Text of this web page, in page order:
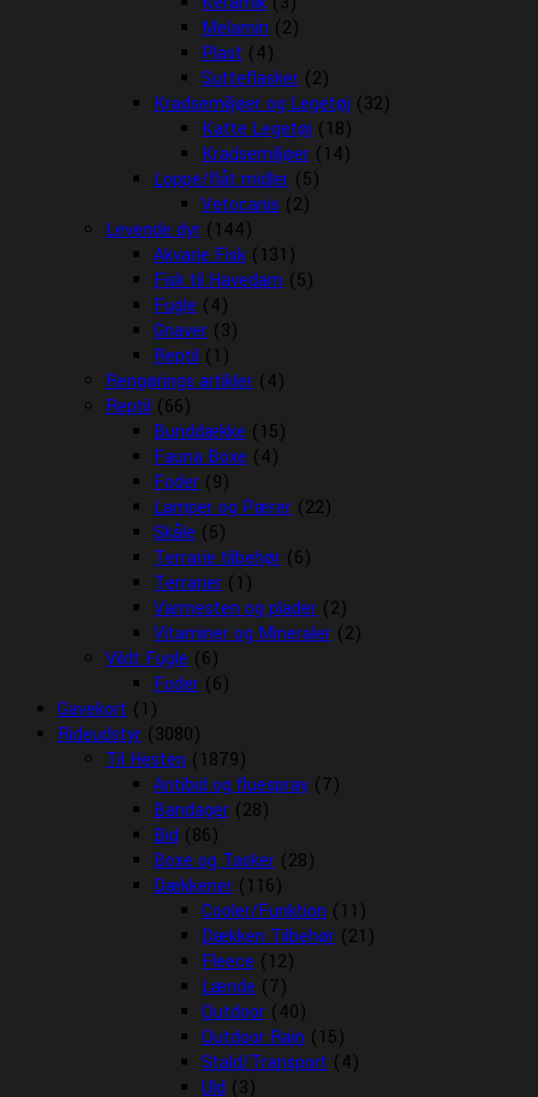
Melamin (2)
Plast (4)
Sutteflasker (2)
Kradsemiljøer og Legetøj (32)
Katte Legetøj (18)
Kradsemiljøer (14)
Loppe/flåt midler (5)
Vetocanis (2)
Levende dyr (144)
Akvarie Fisk (131)
Fisk til Havedam (5)
Fugle (4)
Gnaver (3)
Reptil (1)
Rengørings artikler (4)
Reptil (66)
Bunddække (15)
Fauna Boxe (4)
Foder (9)
Lamper og Pærer (22)
Skåle (5)
Terrarie tilbehør (6)
Terrarier (1)
Varmesten og plader (2)
Vitaminer og Mineraler (2)
Vildt Fugle (6)
Foder (6)
Gavekort (1)
Rideudstyr (3080)
Til Hesten (1879)
Antibid og fluespray (7)
Bandager (28)
Bid (86)
Boxe og Tasker (28)
Dækkener (116)
Cooler/Funktion (11)
Dækken Tilbehør (21)
Fleece (12)
Lænde (7)
Outdoor (40)
Outdoor Rain (15)
Stald/Transport (4)
Uld (3)